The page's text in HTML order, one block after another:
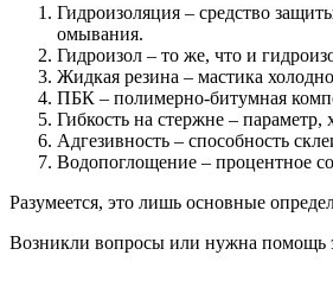
Гидроизоляция – средство
омывания.
Гидроизол – то же, что и
Жидкая резина – мастика
ПБК – полимерно-битумная
Гибкость на стержне –
Адгезивность – способность
Водопоглощение – процентное
Разумеется, это лишь основные
Возникли вопросы или нужна помощь